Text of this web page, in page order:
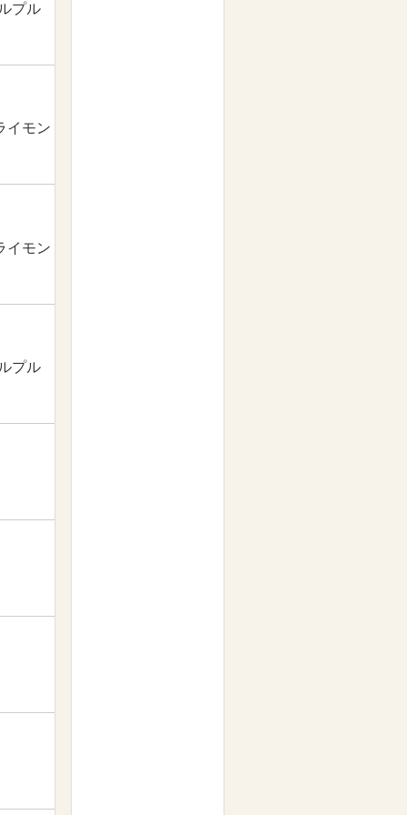
プル
イモン
イモン
プル